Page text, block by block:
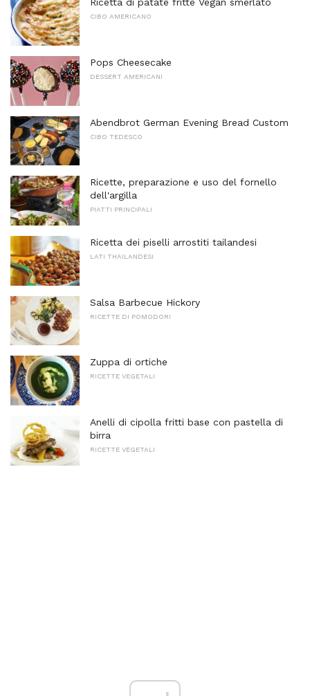
Ricetta di patate fritte Vegan smerlato
CIBO AMERICANO
Pops Cheesecake
DESSERT AMERICANI
Abendbrot German Evening Bread Custom
CIBO TEDESCO
Ricette, preparazione e uso del fornello
dell'argilla
PIATTI PRINCIPALI
Ricetta dei piselli arrostiti tailandesi
LATI THAILANDESI
Salsa Barbecue Hickory
RICETTE DI POMODORI
Zuppa di ortiche
RICETTE VEGETALI
Anelli di cipolla fritti base con pastella di
birra
RICETTE VEGETALI